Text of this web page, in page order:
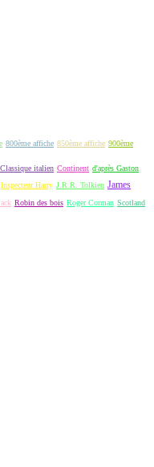
800ème affiche 850ème affiche 900ème
Classique italien Continent d'après Gaston
Inspecteur Harry J.R.R. Tolkien James
Robin des bois Roger Corman Scotland